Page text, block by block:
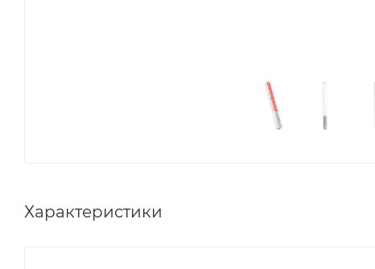
Характеристики